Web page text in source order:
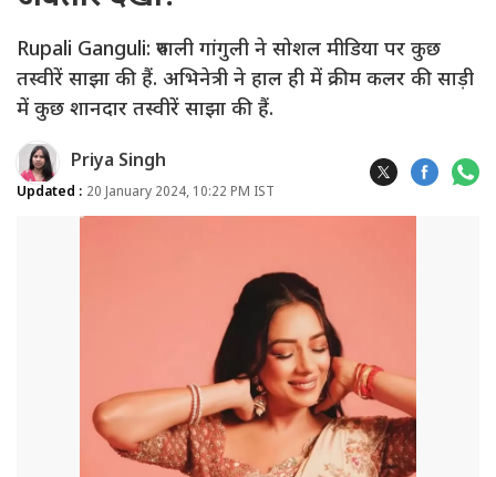
Rupali Ganguli: रुपाली गांगुली ने सोशल मीडिया पर कुछ
तस्वीरें साझा की हैं. अभिनेत्री ने हाल ही में क्रीम कलर की साड़ी
में कुछ शानदार तस्वीरें साझा की हैं.
Priya Singh
Updated : 20 January 2024, 10:22 PM IST